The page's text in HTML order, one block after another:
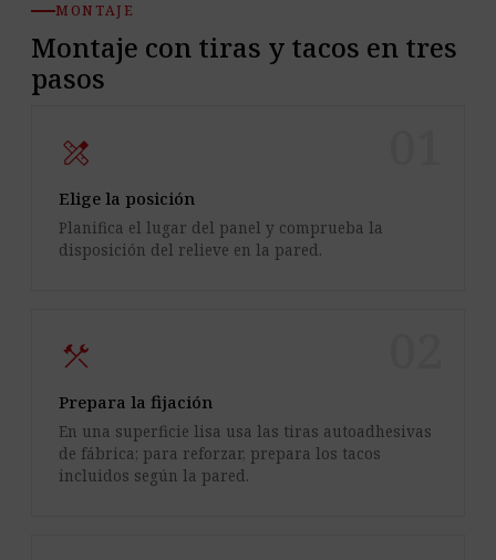
MONTAJE
Montaje con tiras y tacos en tres
pasos
design_services
Elige la posición
Planifica el lugar del panel y comprueba la
disposición del relieve en la pared.
construction
Prepara la fijación
En una superficie lisa usa las tiras autoadhesivas
de fábrica; para reforzar, prepara los tacos
incluidos según la pared.